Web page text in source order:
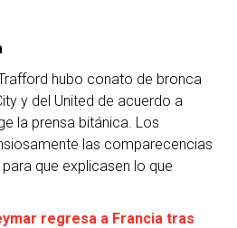
hubo conato de bronca
y del United de acuerdo a
la prensa bitánica. Los
las comparecencias
que explicasen lo que
regresa a Francia tras